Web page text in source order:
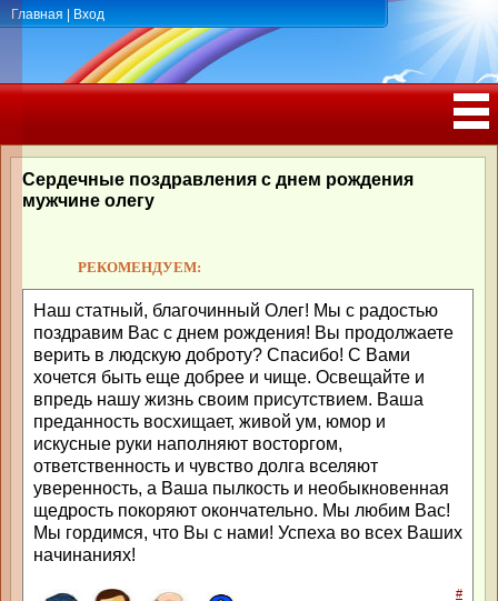
Главная Вход
РОЖДЕНИЯ, ЮБИЛЕЕМ
Сердечные поздравления с днем рождения
мужчине олегу
РЕКОМЕНДУЕМ:
Наш статный, благочинный Олег! Мы с радостью
поздравим Вас с днем рождения! Вы продолжаете
верить в людскую доброту? Спасибо! С Вами
хочется быть еще добрее и чище. Освещайте и
впредь нашу жизнь своим присутствием. Ваша
преданность восхищает, живой ум, юмор и
искусные руки наполняют восторгом,
ответственность и чувство долга вселяют
уверенность, а Ваша пылкость и необыкновенная
щедрость покоряют окончательно. Мы любим Вас!
Мы гордимся, что Вы с нами! Успеха во всех Ваших
начинаниях!
#